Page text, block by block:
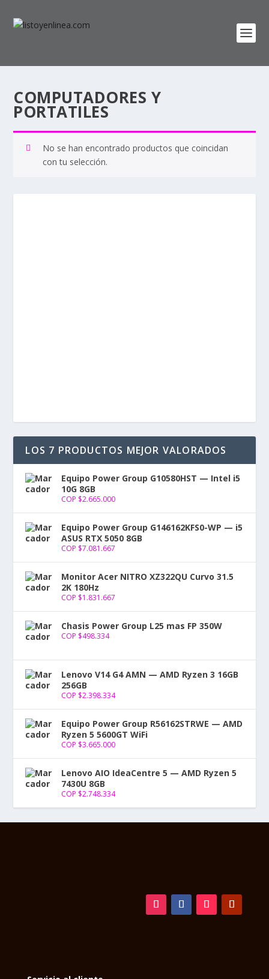
COMPUTADORES Y
PORTATILES
No se han encontrado productos que coincidan
con tu selección.
LOS 7 PRODUCTOS MEJOR VALORADOS
Equipo Power Group G10580HST — Intel i5
10G 8GB
COP $2.665.000
Equipo Power Group G146162KFS0-WP — i5
ASUS RTX 5050 8GB
COP $7.081.667
Monitor Acer NITRO XZ322QU Curvo 31.5
2K 180Hz
COP $1.831.667
Chasis Power Group L25 mas FP 350W
COP $498.334
Lenovo V14 G4 AMN — AMD Ryzen 3 16GB
256GB
COP $2.398.334
Equipo Power Group R56162STRWE — AMD
Ryzen 5 5600GT WiFi
COP $3.665.000
Lenovo AIO IdeaCentre 5 — AMD Ryzen 5
7430U 8GB
COP $2.748.334